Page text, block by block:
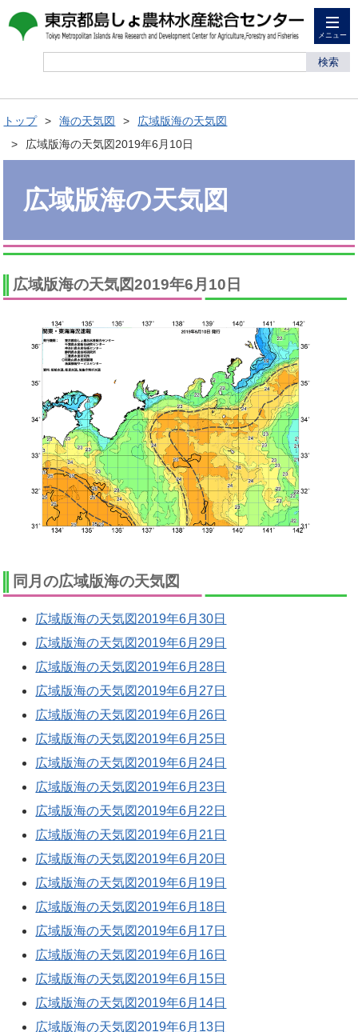
メニュー
検索
トップ 海の天気図
広域版海の天気図
広域版海の天気図2019年6月10日
広域版海の天気図
広域版海の天気図2019年6月10日
同月の広域版海の天気図
広域版海の天気図2019年6月30日
広域版海の天気図2019年6月29日
広域版海の天気図2019年6月28日
広域版海の天気図2019年6月27日
広域版海の天気図2019年6月26日
広域版海の天気図2019年6月25日
広域版海の天気図2019年6月24日
広域版海の天気図2019年6月23日
広域版海の天気図2019年6月22日
広域版海の天気図2019年6月21日
広域版海の天気図2019年6月20日
広域版海の天気図2019年6月19日
広域版海の天気図2019年6月18日
広域版海の天気図2019年6月17日
広域版海の天気図2019年6月16日
広域版海の天気図2019年6月15日
広域版海の天気図2019年6月14日
広域版海の天気図2019年6月13日